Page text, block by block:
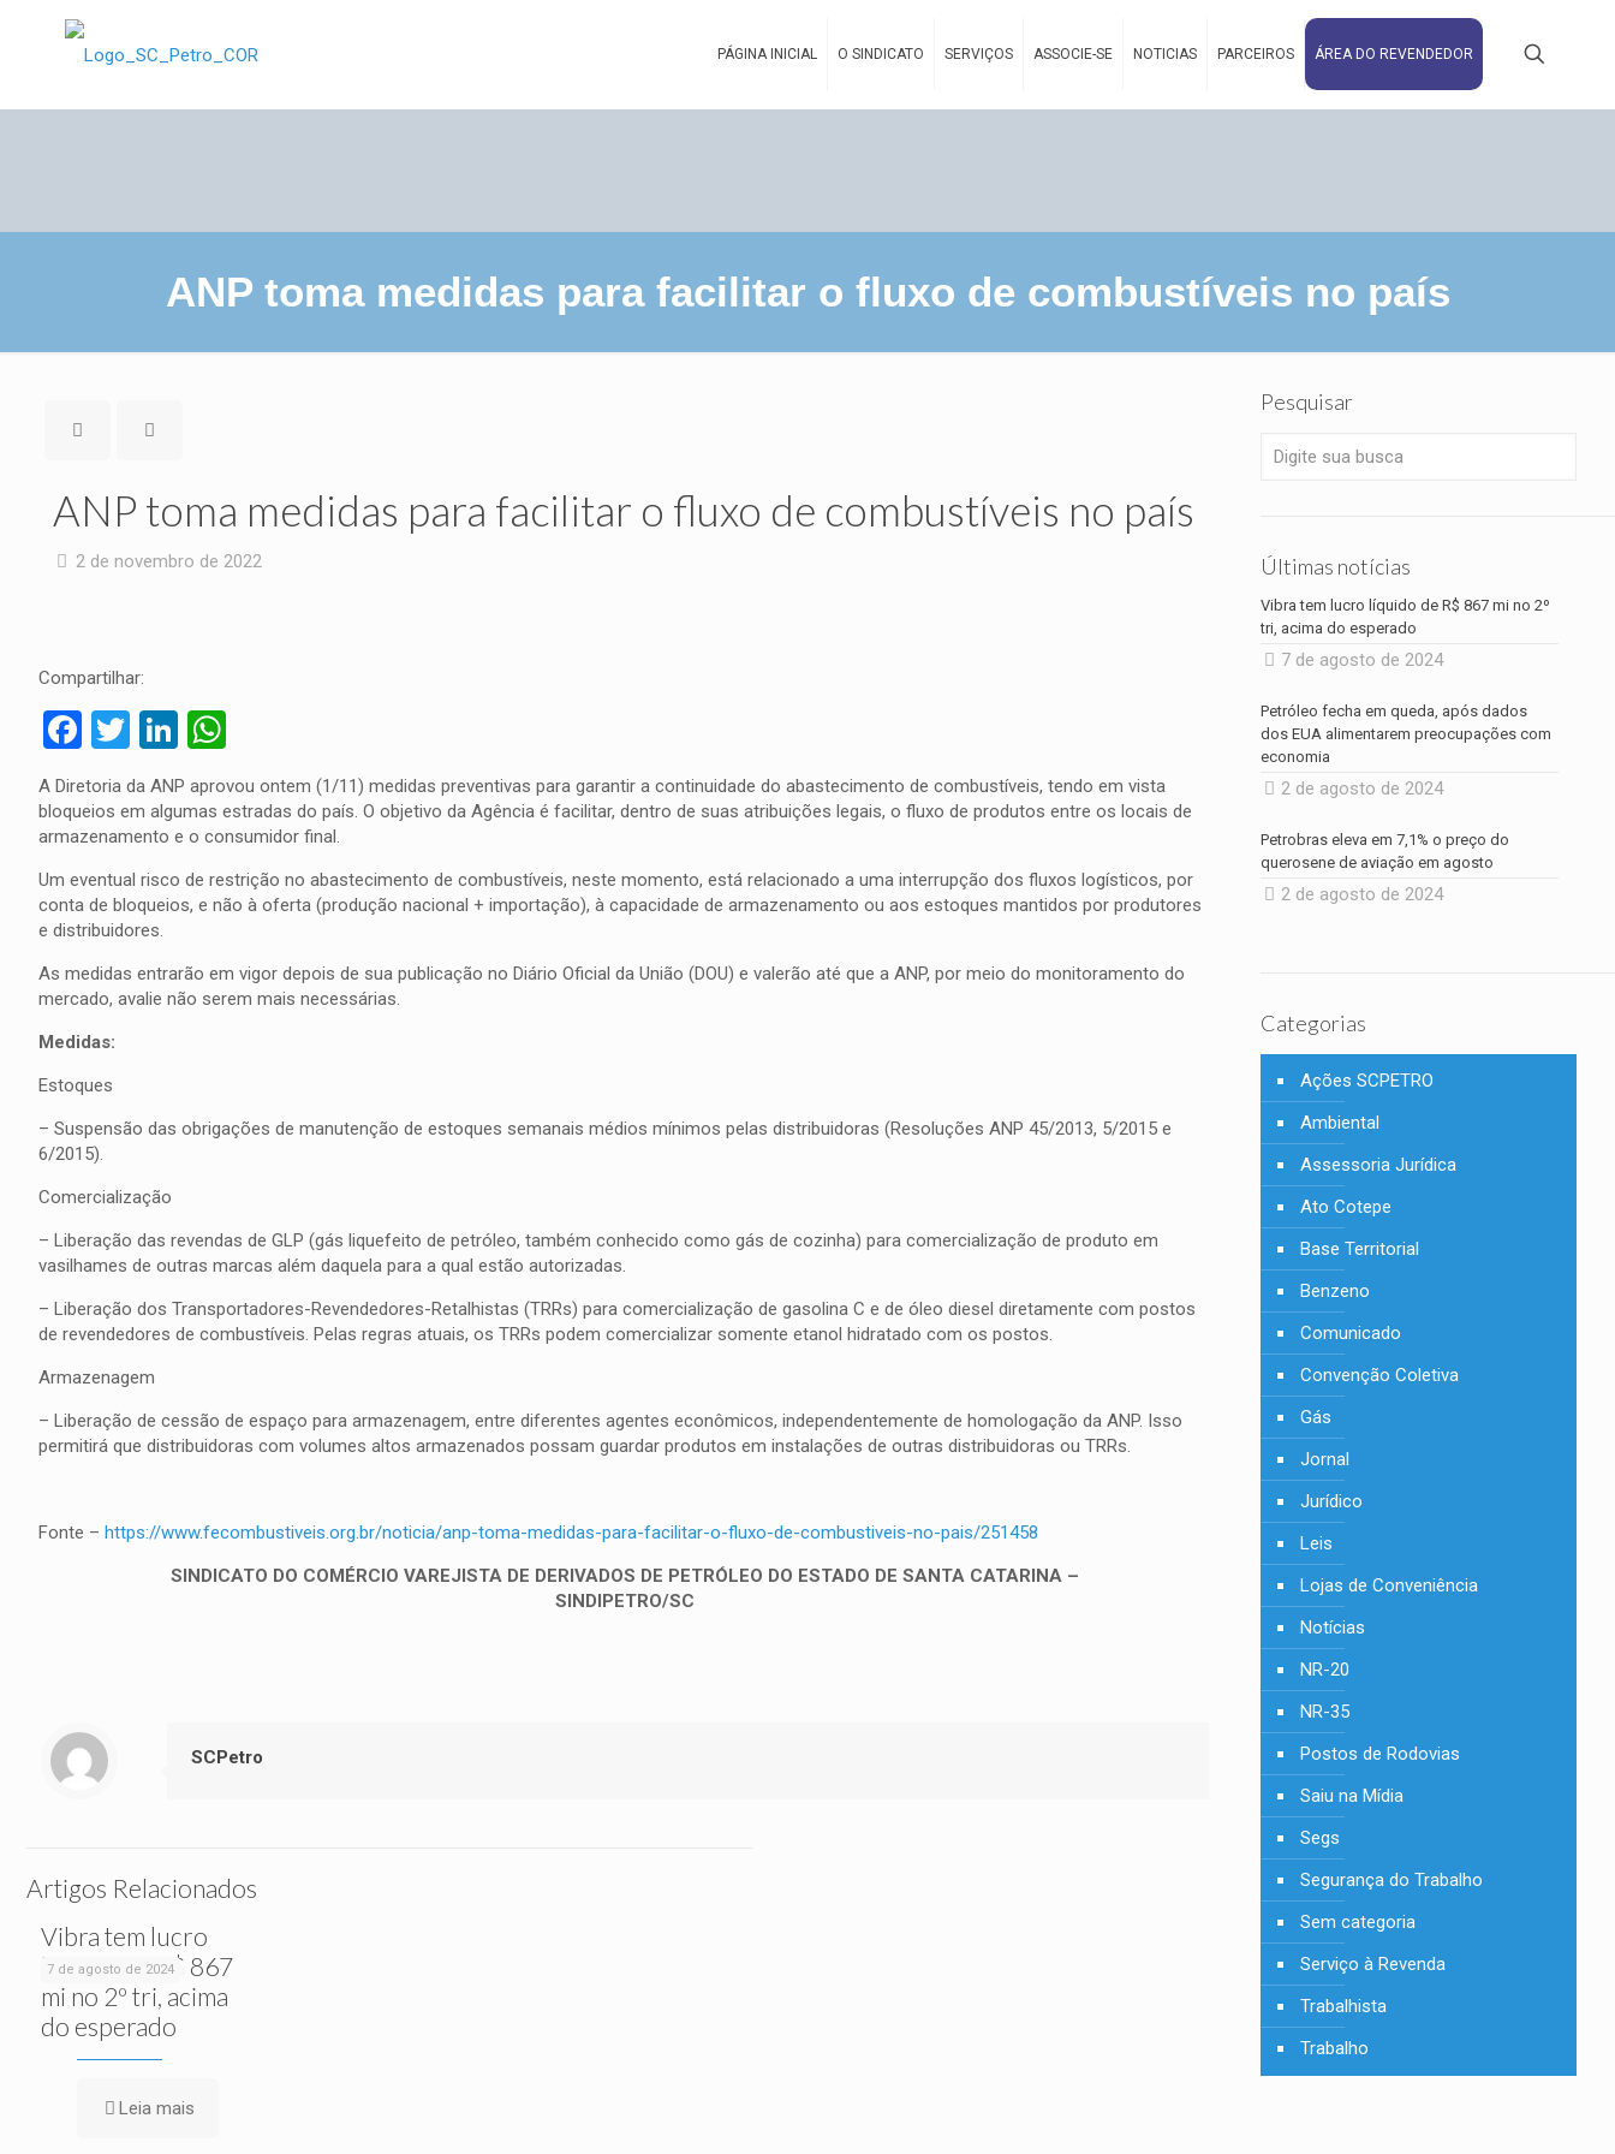
PÁGINA INICIAL O SINDICATO SERVIÇOS ASSOCIE-SE NOTICIAS PARCEIROS ÁREA DO REVENDEDOR
ANP toma medidas para facilitar o fluxo de combustíveis no país
ANP toma medidas para facilitar o fluxo de combustíveis no país
2 de novembro de 2022
Compartilhar:
Facebook
TwitterLinkedIn
WhatsApp
A Diretoria da ANP aprovou ontem (1/11) medidas preventivas para garantir a continuidade do abastecimento de combustíveis, tendo em vista
bloqueios em algumas estradas do país. O objetivo da Agência é facilitar, dentro de suas atribuições legais, o fluxo de produtos entre os locais de
armazenamento e o consumidor final.
Um eventual risco de restrição no abastecimento de combustíveis, neste momento, está relacionado a uma interrupção dos fluxos logísticos, por
conta de bloqueios, e não à oferta (produção nacional + importação), à capacidade de armazenamento ou aos estoques mantidos por produtores
e distribuidores.
As medidas entrarão em vigor depois de sua publicação no Diário Oficial da União (DOU) e valerão até que a ANP, por meio do monitoramento do
mercado, avalie não serem mais necessárias.
Medidas:
Estoques
– Suspensão das obrigações de manutenção de estoques semanais médios mínimos pelas distribuidoras (Resoluções ANP 45/2013, 5/2015 e
6/2015).
Comercialização
– Liberação das revendas de GLP (gás liquefeito de petróleo, também conhecido como gás de cozinha) para comercialização de produto em
vasilhames de outras marcas além daquela para a qual estão autorizadas.
– Liberação dos Transportadores-Revendedores-Retalhistas (TRRs) para comercialização de gasolina C e de óleo diesel diretamente com postos
de revendedores de combustíveis. Pelas regras atuais, os TRRs podem comercializar somente etanol hidratado com os postos.
Armazenagem
– Liberação de cessão de espaço para armazenagem, entre diferentes agentes econômicos, independentemente de homologação da ANP. Isso
permitirá que distribuidoras com volumes altos armazenados possam guardar produtos em instalações de outras distribuidoras ou TRRs.
Fonte – https://www.fecombustiveis.org.br/noticia/anp-toma-medidas-para-facilitar-o-fluxo-de-combustiveis-no-pais/251458
SINDICATO DO COMÉRCIO VAREJISTA DE DERIVADOS DE PETRÓLEO DO ESTADO DE SANTA CATARINA –
SINDIPETRO/SC
SCPetro
Artigos Relacionados
7 de agosto de 2024
Vibra tem lucro
líquido de R$ 867
mi no 2º tri, acima
do esperado
Leia mais
Pesquisar
Últimas notícias
Vibra tem lucro líquido de R$ 867 mi no 2º
tri, acima do esperado
7 de agosto de 2024
Petróleo fecha em queda, após dados
dos EUA alimentarem preocupações com
economia
2 de agosto de 2024
Petrobras eleva em 7,1% o preço do
querosene de aviação em agosto
2 de agosto de 2024
Categorias
Ações SCPETRO
Ambiental
Assessoria Jurídica
Ato Cotepe
Base Territorial
Benzeno
Comunicado
Convenção Coletiva
Gás
Jornal
Jurídico
Leis
Lojas de Conveniência
Notícias
NR-20
NR-35
Postos de Rodovias
Saiu na Mídia
Segs
Segurança do Trabalho
Sem categoria
Serviço à Revenda
Trabalhista
Trabalho